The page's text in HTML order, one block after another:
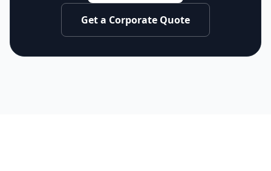
Get a Corporate Quote